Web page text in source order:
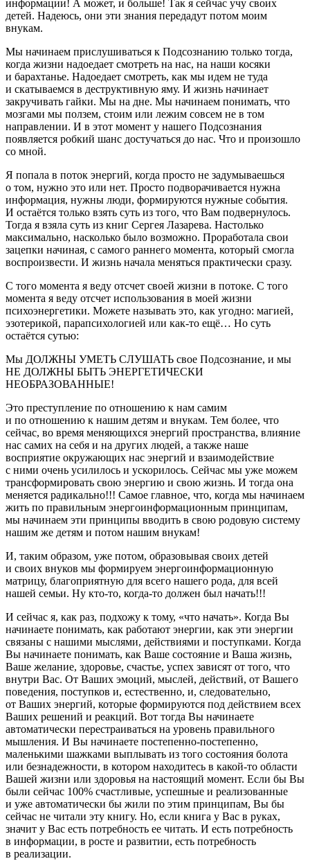
информации! А может, и больше! Так я сейчас учу своих
детей. Надеюсь, они эти знания передадут потом моим
внукам.
Мы начинаем прислушиваться к Подсознанию только тогда,
когда жизни надоедает смотреть на нас, на наши косяки
и барахтанье. Надоедает смотреть, как мы идем не туда
и скатываемся в деструктивную яму. И жизнь начинает
закручивать гайки. Мы на дне. Мы начинаем понимать, что
мозгами мы ползем, стоим или лежим совсем не в том
направлении. И в этот момент у нашего Подсознания
появляется робкий шанс достучаться до нас. Что и произошло
со мной.
Я попала в поток энергий, когда просто не задумываешься
о том, нужно это или нет. Просто подворачивается нужна
информация, нужны люди, формируются нужные события.
И остаётся только взять суть из того, что Вам подвернулось.
Тогда я взяла суть из книг Сергея Лазарева. Настолько
максимально, насколько было возможно. Проработала свои
зацепки начиная, с самого раннего момента, который смогла
воспроизвести. И жизнь начала меняться практически сразу.
С того момента я веду отсчет своей жизни в потоке. С того
момента я веду отсчет использования в моей жизни
психоэнергетики. Можете называть это, как угодно: магией,
эзотерикой, парапсихологией или как-то ещё… Но суть
остаётся сутью:
Мы ДОЛЖНЫ УМЕТЬ СЛУШАТЬ свое Подсознание, и мы
НЕ ДОЛЖНЫ БЫТЬ ЭНЕРГЕТИЧЕСКИ
НЕОБРАЗОВАННЫЕ!
Это преступление по отношению к нам самим
и по отношению к нашим детям и внукам. Тем более, что
сейчас, во время меняющихся энергий пространства, влияние
нас самих на себя и на других людей, а также наше
восприятие окружающих нас энергий и взаимодействие
с ними очень усилилось и ускорилось. Сейчас мы уже можем
трансформировать свою энергию и свою жизнь. И тогда она
меняется радикально!!! Самое главное, что, когда мы начинаем
жить по правильным энергоинформационным принципам,
мы начинаем эти принципы вводить в свою родовую систему
нашим же детям и потом нашим внукам!
И, таким образом, уже потом, образовывая своих детей
и своих внуков мы формируем энергоинформационную
матрицу, благоприятную для всего нашего рода, для всей
нашей семьи. Ну кто-то, когда-то должен был начать!!!
И сейчас я, как раз, подхожу к тому, «что начать». Когда Вы
начинаете понимать, как работают энергии, как эти энергии
связаны с нашими мыслями, действиями и поступками. Когда
Вы начинаете понимать, как Ваше состояние и Ваша жизнь,
Ваше желание, здоровье, счастье, успех зависят от того, что
внутри Вас. От Ваших эмоций, мыслей, действий, от Вашего
поведения, поступков и, естественно, и, следовательно,
от Ваших энергий, которые формируются под действием всех
Ваших решений и реакций. Вот тогда Вы начинаете
автоматически перестраиваться на уровень правильного
мышления. И Вы начинаете постепенно-постепенно,
маленькими шажками выплывать из того состояния болота
или безнадежности, в котором находитесь в какой-то области
Вашей жизни или здоровья на настоящий момент. Если бы Вы
были сейчас 100% счастливые, успешные и реализованные
и уже автоматически бы жили по этим принципам, Вы бы
сейчас не читали эту книгу. Но, если книга у Вас в руках,
значит у Вас есть потребность ее читать. И есть потребность
в информации, в росте и развитии, есть потребность
в реализации.